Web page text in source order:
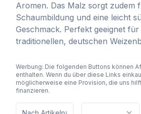
Aromen. Das Malz sorgt zudem
Schaumbildung und eine leicht
Geschmack. Perfekt geeignet
traditionellen, deutschen
Werbung: Die folgenden Buttons können
enthalten. Wenn du über diese Links
möglicherweise eine Provision, die uns
finanzieren.